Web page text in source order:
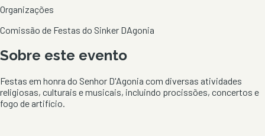
Organizações
Comissão de Festas do Sinker DAgonia
Sobre este evento
Festas em honra do Senhor D'Agonia com diversas atividades
religiosas, culturais e musicais, incluindo procissões, concertos e
fogo de artifício.